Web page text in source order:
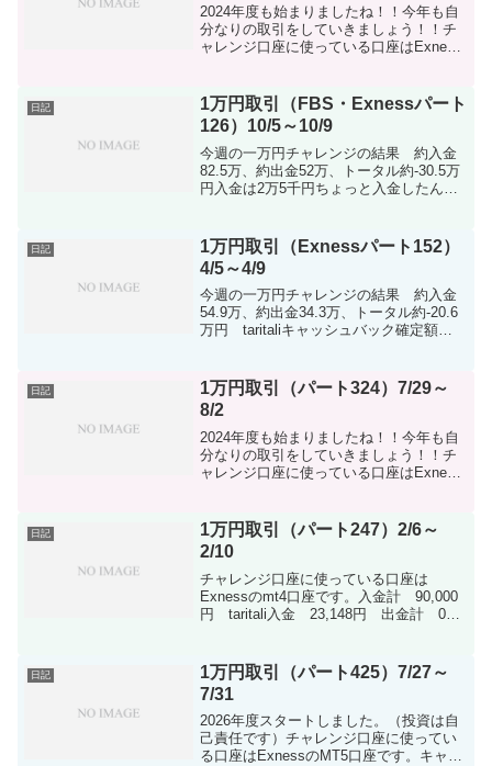
2024年度も始まりましたね！！今年も自
分なりの取引をしていきましょう！！チ
ャレンジ口座に使っている口座はExness
ていきましょう！収支を正確にしてみま
し...
日記
1万円取引（FBS・Exnessパート
126）10/5～10/9
今週の一万円チャレンジの結果 約入金
82.5万、約出金52万、トータル約-30.5万
円入金は2万5千円ちょっと入金したんで
れてます。低資金で行っているのでボラ
のですポ...
日記
1万円取引（Exnessパート152）
4/5～4/9
今週の一万円チャレンジの結果 約入金
54.9万、約出金34.3万、トータル約-20.6
万円 taritaliキャッシュバック確定額
めに1000円を絞りだし入金し...
日記
1万円取引（パート324）7/29～
8/2
2024年度も始まりましたね！！今年も自
分なりの取引をしていきましょう！！チ
ャレンジ口座に使っている口座はExness
ていきましょう！入金計 260,000...
日記
1万円取引（パート247）2/6～
2/10
チャレンジ口座に使っている口座は
Exnessのmt4口座です。入金計 90,000
円 taritali入金 23,148円 出金計 0
紐付けて行って...
日記
1万円取引（パート425）7/27～
7/31
2026年度スタートしました。（投資は自
己責任です）チャレンジ口座に使ってい
る口座はExnessのMT5口座です。キャッ